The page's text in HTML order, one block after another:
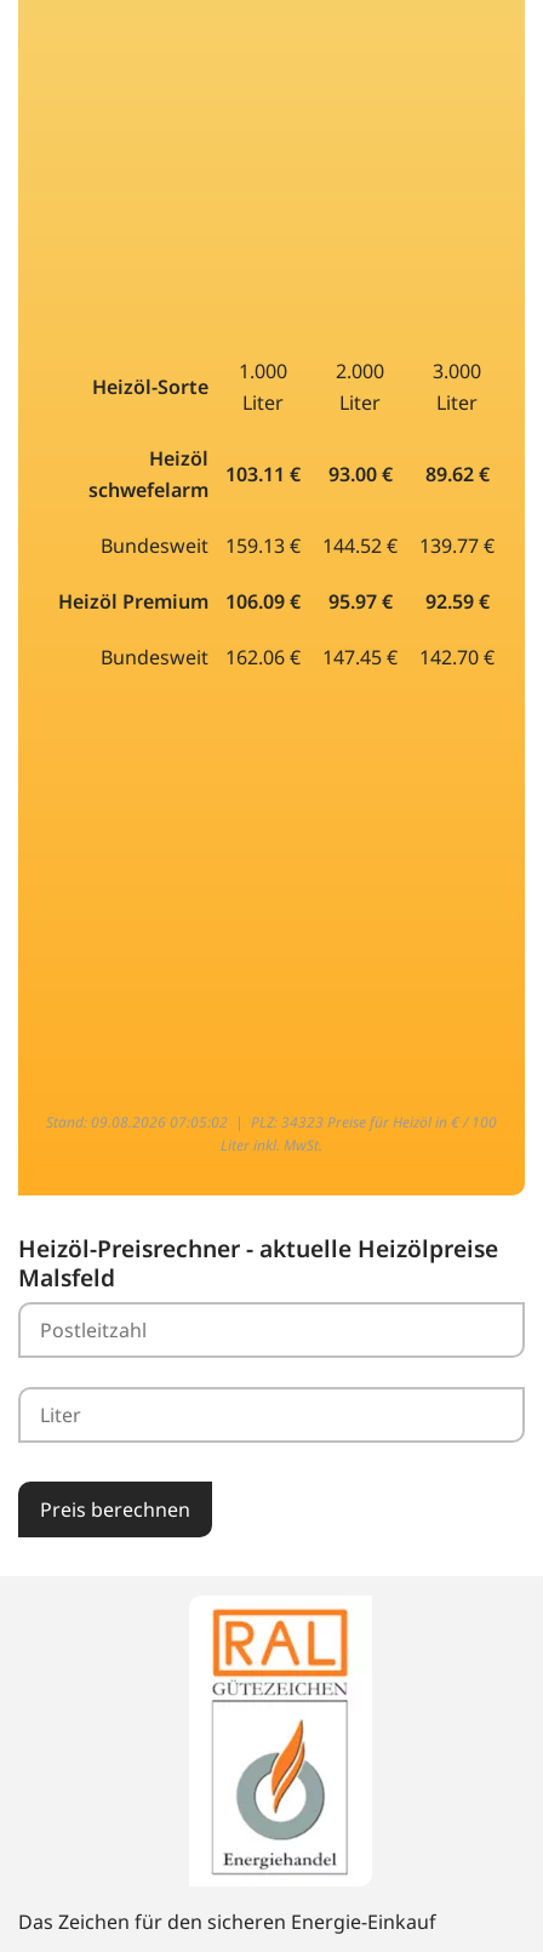
Heizöl-Sorte
1.000
Liter
2.000
Liter
3.000
Liter
Heizöl
schwefelarm
103.11 € 93.00 € 89.62 €
Bundesweit 159.13 € 144.52 € 139.77 €
Heizöl Premium 106.09 € 95.97 € 92.59 €
Bundesweit 162.06 € 147.45 € 142.70 €
Stand: 09.08.2026 07:05:02 | PLZ: 34323 Preise für Heizöl in € / 100
Liter inkl. MwSt.
Heizöl-Preisrechner - aktuelle Heizölpreise
Malsfeld
Preis berechnen
Das Zeichen für den sicheren Energie-Einkauf